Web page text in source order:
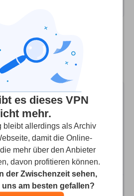
Sicherheit
Kundenservice
VPN mit den besten VPN-
Bewertung: 9.9
Anbieter
es dieses VPN
mehr.
bleibt allerdings als Archiv
damit die Online-
mehr über den Anbieter
davon profitieren können.
der Zwischenzeit sehen,
uns am besten gefallen?